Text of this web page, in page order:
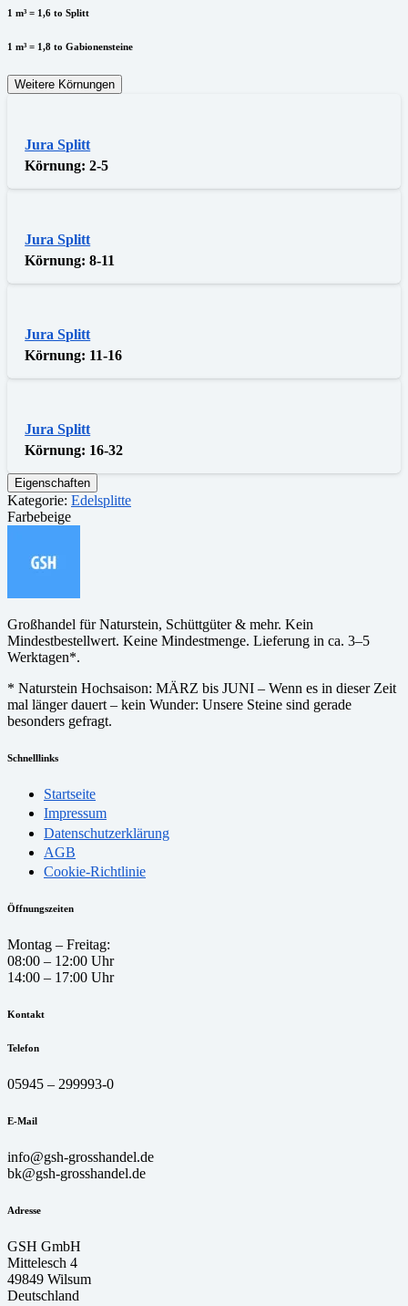
1 m³ = 1,6 to Splitt
1 m³ = 1,8 to Gabionensteine
Weitere Körnungen
Jura Splitt
Körnung:2-5
Jura Splitt
Körnung:8-11
Jura Splitt
Körnung: 11-16
Jura Splitt
Körnung: 16-32
Eigenschaften
Kategorie: Edelsplitte
Farbebeige
Großhandel für Naturstein, Schüttgüter & mehr. Kein
Mindestbestellwert. Keine Mindestmenge. Lieferung in ca. 3–5
Werktagen*.
* Naturstein Hochsaison: MÄRZ bis JUNI – Wenn es in dieser Zeit
mal länger dauert – kein Wunder: Unsere Steine sind gerade
besonders gefragt.
Schnelllinks
Startseite
Impressum
Datenschutzerklärung
AGB
Cookie-Richtlinie
Öffnungszeiten
Montag – Freitag:
08:00 – 12:00 Uhr
14:00 – 17:00 Uhr
Kontakt
Telefon
05945 – 299993-0
E-Mail
info@gsh-grosshandel.de
bk@gsh-grosshandel.de
Adresse
GSH GmbH
Mittelesch 4
49849 Wilsum
Deutschland